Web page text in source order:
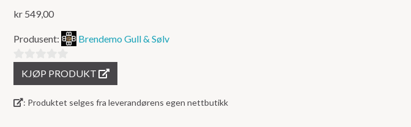
kr 549,00
Produsent: Brendemo Gull & Sølv
ut
av
KJØP PRODUKT
: Produktet selges fra leverandørens egen nettbutikk